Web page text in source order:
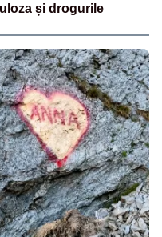
și drogurile